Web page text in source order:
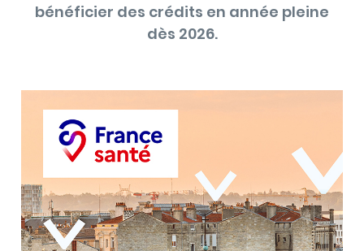
bénéficier des crédits en année pleine
dès 2026.